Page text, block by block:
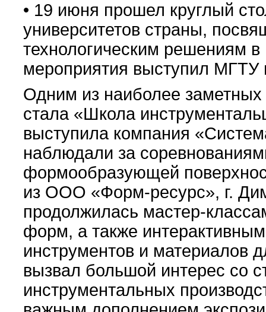
• 19 июня прошел круглый
университетов страны,
технологическим решениям
мероприятия выступил
Одним из наиболее
стала «Школа
выступила компания
наблюдали за
формообразующей
из ООО «Форм-ресурс», г.
продолжилась мастер-
форм, а также
инструментов и материалов
вызвал большой интерес со
инструментальных